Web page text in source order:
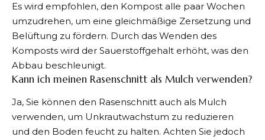
Es wird empfohlen, den Kompost alle paar Wochen
umzudrehen, um eine gleichmäßige Zersetzung und
Belüftung zu fördern. Durch das Wenden des
Komposts wird der Sauerstoffgehalt erhöht, was den
Abbau beschleunigt.
Kann ich meinen Rasenschnitt als Mulch verwenden?
Ja, Sie können den Rasenschnitt auch als Mulch
verwenden, um Unkrautwachstum zu reduzieren
und den Boden feucht zu halten. Achten Sie jedoch